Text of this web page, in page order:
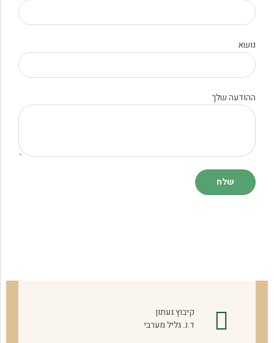
נושא
ההודעה שלך
קיבוץ געתון
ד.נ. גליל מערבי